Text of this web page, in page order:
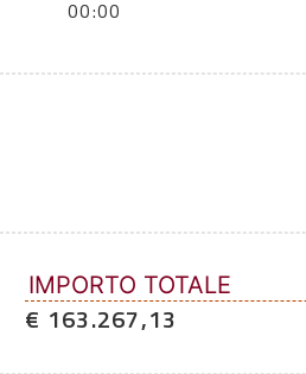
00:00
IMPORTO TOTALE
€ 163.267,13